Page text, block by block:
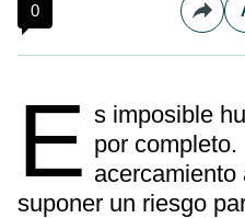
0
E s imposible
por
suponer un riesgo